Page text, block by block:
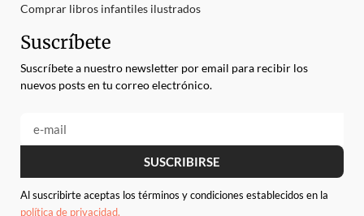
Comprar libros infantiles ilustrados
Suscríbete
Suscríbete a nuestro newsletter por email para recibir los
nuevos posts en tu correo electrónico.
SUSCRIBIRSE
Al suscribirte aceptas los términos y condiciones establecidos en la
política de privacidad.